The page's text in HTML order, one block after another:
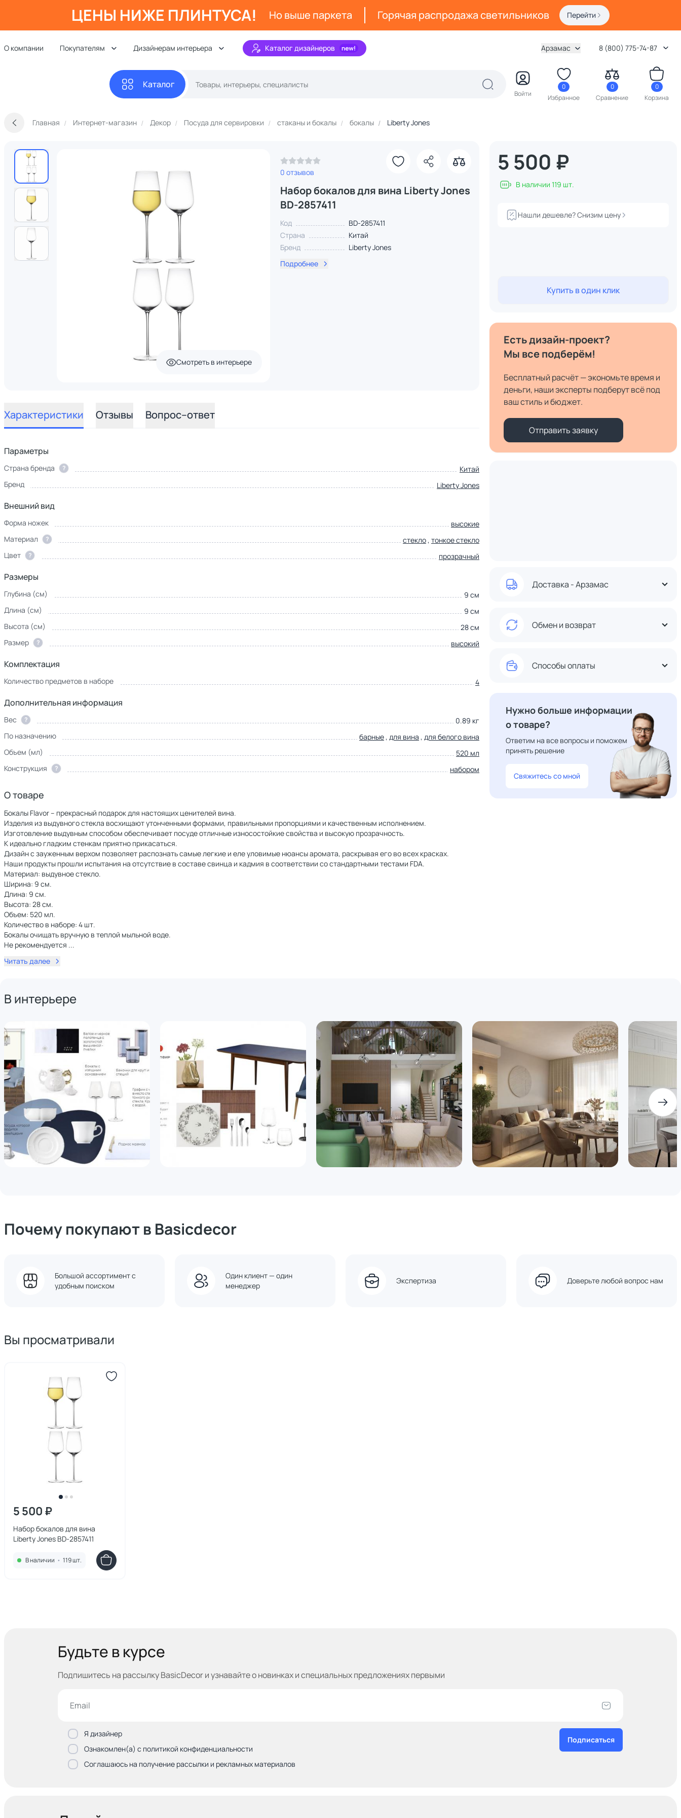
ЦЕНЫ НИЖЕ ПЛИНТУСА! Но выше паркета Горячая распродажа светильников Перейти
О компании Покупателям Дизайнерам интерьера Каталог дизайнеров Арзамас 8 (800) 775-74-87
Каталог
Войти
0
Избранное
0
Сравнение
0
Корзина
Главная Интернет-магазин Декор Посуда для сервировки стаканы и бокалы бокалы Liberty Jones
Смотреть в интерьере
0 отзывов
Набор бокалов для вина Liberty Jones
BD-2857411
Код
BD-2857411
Страна
Китай
Бренд
Liberty Jones
Подробнее
Характеристики Отзывы Вопрос–ответ
Параметры
Страна бренда ?
Китай
Бренд
Liberty Jones
Внешний вид
Форма ножек
высокие
Материал
? стекло, тонкое стекло
Цвет
? прозрачный
Размеры
Глубина (см)
9 см
Длина (см)
9 см
Высота (см)
28 см
Размер
? высокий
Комплектация
Количество предметов в наборе 4
Дополнительная информация
Вес ?
0.89 кг
По назначению
барные, для вина , для белого вина
Объем (мл)
520 мл
Конструкция
? набором
О товаре
Бокалы Flavor – прекрасный подарок для настоящих ценителей вина.
Изделия из выдувного стекла восхищают утонченными формами, правильными пропорциями и качественным исполнением.
Изготовление выдувным способом обеспечивает посуде отличные износостойкие свойства и высокую прозрачность.
К идеально гладким стенкам приятно прикасаться.
Дизайн с зауженным верхом позволяет распознать самые легкие и еле уловимые нюансы аромата, раскрывая его во всех красках.
Наши продукты прошли испытания на отсутствие в составе свинца и кадмия в соответствии со стандартными тестами FDA.
Материал: выдувное стекло.
Ширина: 9 см.
Длина: 9 см.
Высота: 28 см.
Объем: 520 мл.
Количество в наборе: 4 шт.
Бокалы очищать вручную в теплой мыльной воде.
Не рекомендуется ...
Читать далее
5 500 ₽
В наличии 119 шт.
Нашли дешевле? Снизим цену
Купить в один клик
Есть дизайн-проект?
Мы все подберём!
Бесплатный расчёт — экономьте время и
деньги, наши эксперты подберут всё под
ваш стиль и бюджет.
Отправить заявку
Доставка - Арзамас
Обмен и возврат
Способы оплаты
Нужно больше информации
о товаре?
Ответим на все вопросы и поможем
принять решение
Свяжитесь со мной
В интерьере
Почему покупают в Basicdecor
Большой ассортимент с
удобным поиском
Один клиент — один
менеджер
Экспертиза Доверьте любой вопрос нам
Вы просматривали
5 500 ₽
Набор бокалов для вина
Liberty Jones BD-2857411
В наличии • 119 шт.
Будьте в курсе
Подпишитесь на рассылку BasicDecor и узнавайтео новинках и специальных предложениях первыми
Я дизайнер
Ознакомлен(а) с политикой конфиденциальности
Соглашаюсь на получение рассылки и рекламных материалов
Подписаться